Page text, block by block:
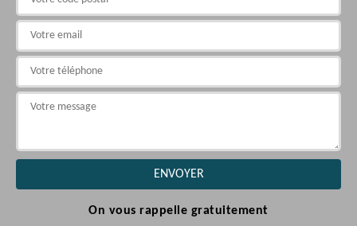
On vous rappelle gratuitement